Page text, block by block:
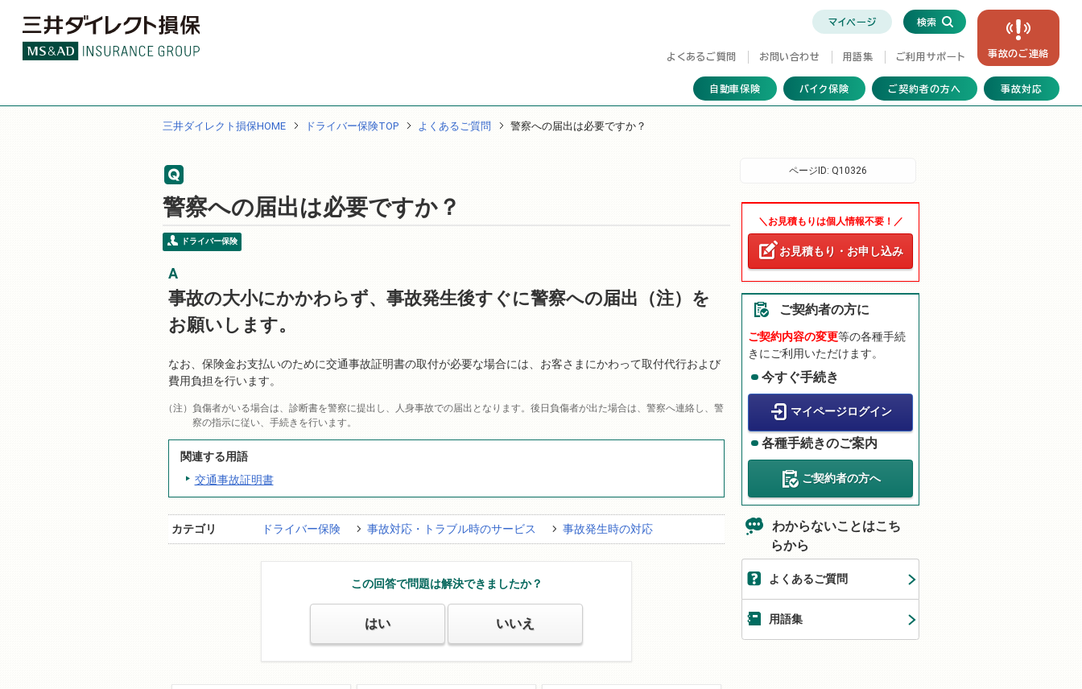
マイページ 検索
事故のご連絡
よくあるご質問 お問い合わせ 用語集 ご利用サポート
自動車保険 バイク保険 ご契約者の方へ 事故対応
三井ダイレクト損保HOME ドライバー保険TOP よくあるご質問 警察への届出は必要ですか？
警察への届出は必要ですか？
ドライバー保険
事故の大小にかかわらず、事故発生後すぐに警察への届出（注）を
お願いします。
なお、保険金お支払いのために交通事故証明書の取付が必要な場合には、お客さまにかわって取付代行および
費用負担を行います。
負傷者がいる場合は、診断書を警察に提出し、人身事故での届出となります。後日負傷者が出た場合は、警察へ連絡し、警
察の指示に従い、手続きを行います。
関連する用語
交通事故証明書
カテゴリ ドライバー保険 事故対応・トラブル時のサービス 事故発生時の対応
この回答で問題は解決できましたか？
はい いいえ
＼お見積もりは個人情報不要！／
お見積もり・お申し込み
ご契約者の方に
ご契約内容の変更等の各種手続
きにご利用いただけます。
今すぐ手続き
マイページログイン
各種手続きのご案内
ご契約者の方へ
わからないことはこち
らから
よくあるご質問
用語集
ページID: Q10326